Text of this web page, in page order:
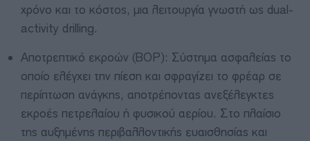
χρόνο και το κόστος, μια λειτουργία γνωστή ως dual-
activity drilling.
Αποτρεπτικό εκροών (BOP): Σύστημα ασφαλείας το
οποίο ελέγχει την πίεση και σφραγίζει το φρέαρ σε
περίπτωση ανάγκης, αποτρέποντας ανεξέλεγκτες
εκροές πετρελαίου ή φυσικού αερίου. Στο πλαίσιο
της αυξημένης περιβαλλοντικής ευαισθησίας και